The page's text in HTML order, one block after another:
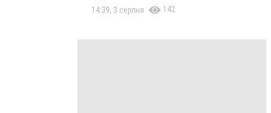
14:39, 3 серпня 142